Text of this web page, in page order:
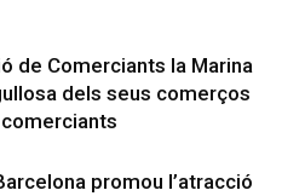
de Comerciants la Marina
dels seus comerços
promou l’atracció